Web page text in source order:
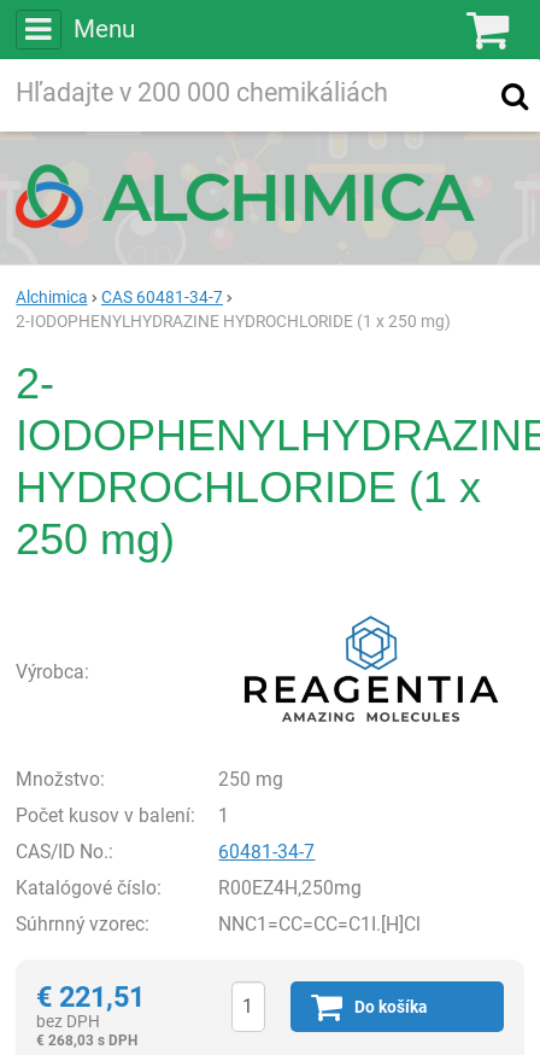
Menu
Vyhľadávanie
Alchimica
CAS 60481-34-7
2-IODOPHENYLHYDRAZINE HYDROCHLORIDE (1 x 250 mg)
2-
HYDROCHLORIDE (1 x
250 mg)
Výrobca:
Množstvo:
250 mg
Počet kusov v balení:
1
CAS/ID No.:
60481-34-7
Katalógové číslo:
R00EZ4H,250mg
Súhrnný vzorec:
NNC1=CC=CC=C1I.[H]Cl
€ 221,51
bez DPH
€ 268,03 s DPH
Do košíka